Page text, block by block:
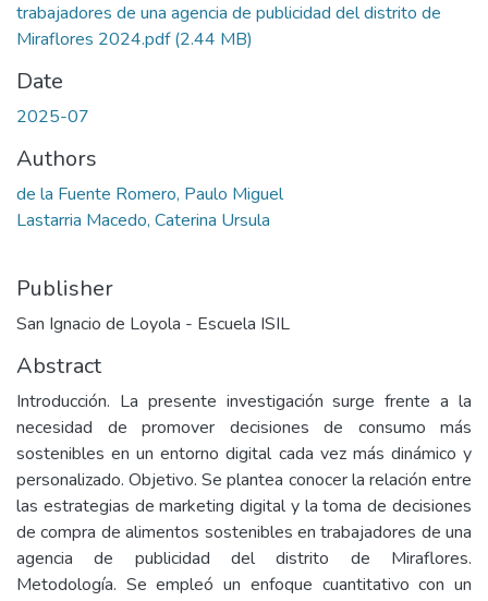
trabajadores de una agencia de publicidad del distrito de
Miraflores 2024.pdf(2.44 MB)
Date
2025-07
Authors
de la Fuente Romero, Paulo Miguel
Lastarria Macedo, Caterina Ursula
Publisher
San Ignacio de Loyola - Escuela ISIL
Abstract
Introducción. La presente investigación surge frente a la
necesidad de promover decisiones de consumo más
sostenibles en un entorno digital cada vez más dinámico y
personalizado. Objetivo. Se plantea conocer la relación entre
las estrategias de marketing digital y la toma de decisiones
de compra de alimentos sostenibles en trabajadores de una
agencia de publicidad del distrito de Miraflores.
Metodología. Se empleó un enfoque cuantitativo con un